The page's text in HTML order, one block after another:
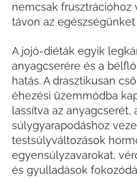
nemcsak frusztrációhoz
távon az
A jojó-diéták egyik
anyagcserére és a
hatás. A drasztikusan
éhezési üzemmódba
lassítva az anyagcserét,
súlygyarapodáshoz
testsúlyváltozások
egyensúlyzavarokat,
és gyulladások